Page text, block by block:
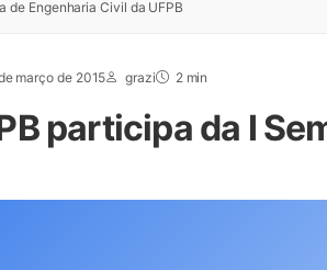
de Engenharia Civil da UFPB
março de 2015 grazi 2 min
participa da I